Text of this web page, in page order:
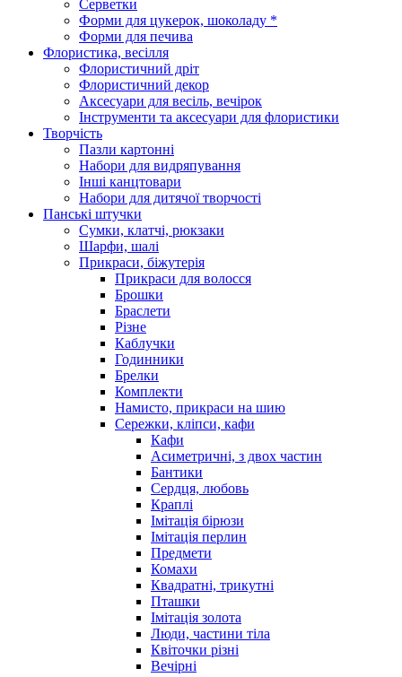
Серветки
Форми для цукерок, шоколаду *
Форми для печива
Флористика, весілля
Флористичний дріт
Флористичний декор
Аксесуари для весіль, вечірок
Інструменти та аксесуари для флористики
Творчість
Пазли картонні
Набори для видряпування
Інші канцтовари
Набори для дитячої творчості
Панські штучки
Сумки, клатчі, рюкзаки
Шарфи, шалі
Прикраси, біжутерія
Прикраси для волосся
Брошки
Браслети
Різне
Каблучки
Годинники
Брелки
Комплекти
Намисто, прикраси на шию
Сережки, кліпси, кафи
Кафи
Асиметричні, з двох частин
Бантики
Сердця, любовь
Краплі
Імітація бірюзи
Імітація перлин
Предмети
Комахи
Квадратні, трикутні
Пташки
Імітація золота
Люди, частини тіла
Квіточки різні
Вечірні